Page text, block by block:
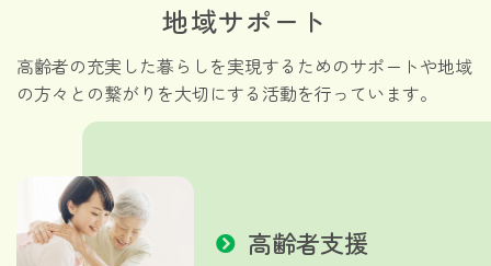
地域サポート
高齢者の充実した暮らしを実現するためのサポートや地域
の方々との繋がりを大切にする活動を行っています。
高齢者支援